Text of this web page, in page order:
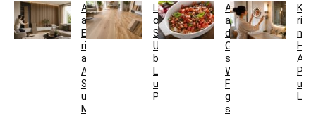
Akustikpaneele
aus
Eiche
richtig
auswählen:
Aufbau,
Schallwirkung
und
Montage
Landhausdiele
oder
Schiffsboden:
Unterschiede
bei
Laminat
und
Parkett
Auflaufform
auf
den
Grill
stellen:
Welche
Formen
geeignet
sind
und